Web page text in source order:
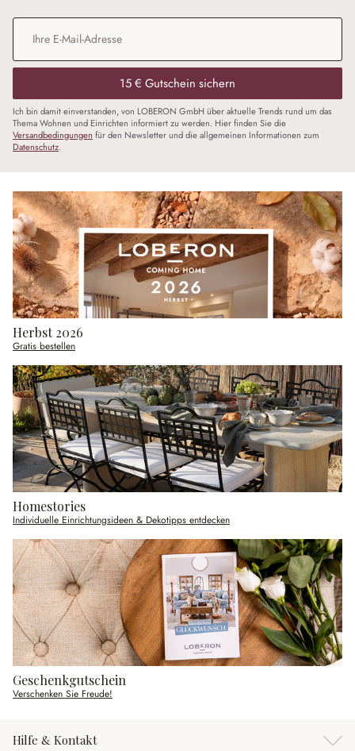
E-Mail-Adresse
15 € Gutschein sichern
Ich bin damit einverstanden, von LOBERON GmbH über aktuelle Trends rund um das
Thema Wohnen und Einrichten informiert zu werden. Hier finden Sie die
Versandbedingungen für den Newsletter und die allgemeinen Informationen zum
Datenschutz.
Herbst 2026
Gratis bestellen
Homestories
Individuelle Einrichtungsideen & Dekotipps entdecken
Geschenkgutschein
Verschenken Sie Freude!
Hilfe & Kontakt